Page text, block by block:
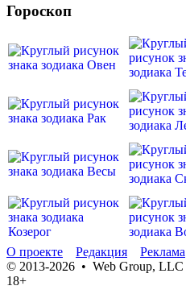
Гороскоп
О проекте Редакция
Реклама
© 2013-2026 • Web Group, LLC
18+